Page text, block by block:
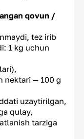
qovun /
tez irib
1 kg uchun
nektari — 100 g
uzaytirilgan,
qulay,
tarziga